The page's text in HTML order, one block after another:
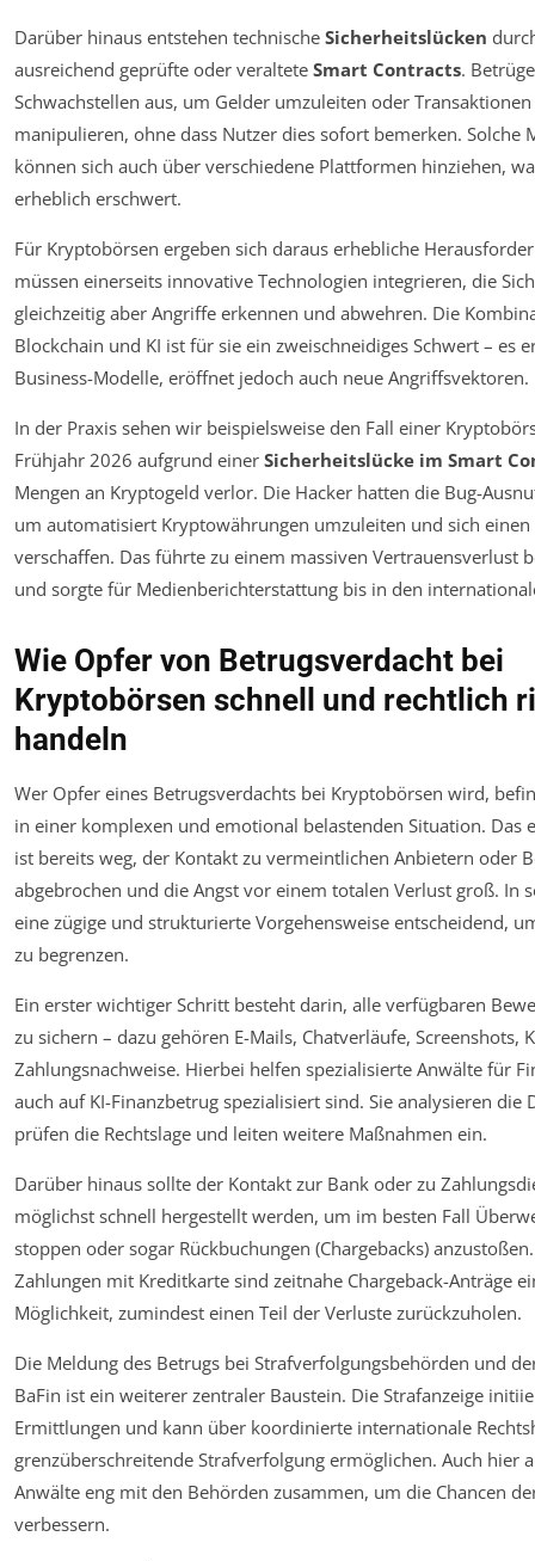
Darüber hinaus entstehen technische Sicherheitslücken
ausreichend geprüfte oder veraltete Smart Contracts.
Schwachstellen aus, um Gelder umzuleiten oder Transaktionen
manipulieren, ohne dass Nutzer dies sofort bemerken. Solche
können sich auch über verschiedene Plattformen hinziehen,
erheblich erschwert.
Für Kryptobörsen ergeben sich daraus erhebliche
müssen einerseits innovative Technologien integrieren, die
gleichzeitig aber Angriffe erkennen und abwehren. Die
Blockchain und KI ist für sie ein zweischneidiges Schwert – es
Business-Modelle, eröffnet jedoch auch neue Angriffsvektoren.
In der Praxis sehen wir beispielsweise den Fall einer
Frühjahr 2026 aufgrund einer Sicherheitslücke im Smart
Mengen an Kryptogeld verlor. Die Hacker hatten die Bug-
um automatisiert Kryptowährungen umzuleiten und sich einen
verschaffen. Das führte zu einem massiven Vertrauensverlust
und sorgte für Medienberichterstattung bis in den
Wie Opfer von Betrugsverdacht bei
Kryptobörsen schnell und rechtlich
handeln
Wer Opfer eines Betrugsverdachts bei Kryptobörsen wird,
in einer komplexen und emotional belastenden Situation. Das
ist bereits weg, der Kontakt zu vermeintlichen Anbietern oder
abgebrochen und die Angst vor einem totalen Verlust groß. In
eine zügige und strukturierte Vorgehensweise entscheidend,
zu begrenzen.
Ein erster wichtiger Schritt besteht darin, alle verfügbaren
zu sichern – dazu gehören E-Mails, Chatverläufe, Screenshots,
Zahlungsnachweise. Hierbei helfen spezialisierte Anwälte für
auch auf KI-Finanzbetrug spezialisiert sind. Sie analysieren die
prüfen die Rechtslage und leiten weitere Maßnahmen ein.
Darüber hinaus sollte der Kontakt zur Bank oder zu
möglichst schnell hergestellt werden, um im besten Fall
stoppen oder sogar Rückbuchungen (Chargebacks)
Zahlungen mit Kreditkarte sind zeitnahe Chargeback-Anträge
Möglichkeit, zumindest einen Teil der Verluste zurückzuholen.
Die Meldung des Betrugs bei Strafverfolgungsbehörden und
BaFin ist ein weiterer zentraler Baustein. Die Strafanzeige
Ermittlungen und kann über koordinierte internationale
grenzüberschreitende Strafverfolgung ermöglichen. Auch hier
Anwälte eng mit den Behörden zusammen, um die Chancen
verbessern.